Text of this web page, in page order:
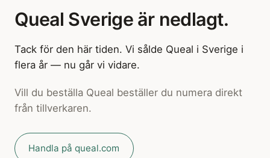
Queal Sverige är nedlagt.
Tack för den här tiden. Vi sålde Queal i Sverige i
flera år — nu går vi vidare.
Vill du beställa Queal beställer du numera direkt
från tillverkaren.
Handla på queal.com